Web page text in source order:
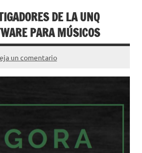
DE LA UNQ
PARA MÚSICOS
un comentario